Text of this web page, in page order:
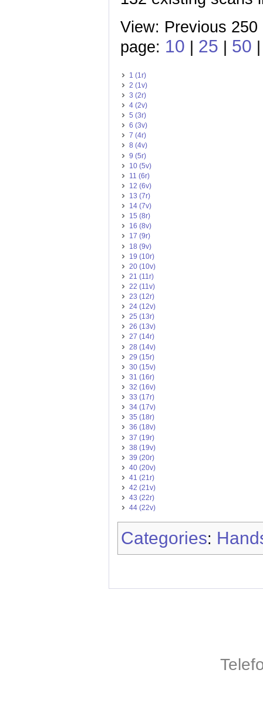
View: Previous
page: 10 25 50
1 (1r)
2 (1v)
3 (2r)
4 (2v)
5 (3r)
6 (3v)
7 (4r)
8 (4v)
9 (5r)
10 (5v)
11 (6r)
12 (6v)
13 (7r)
14 (7v)
15 (8r)
16 (8v)
17 (9r)
18 (9v)
19 (10r)
20 (10v)
21 (11r)
22 (11v)
23 (12r)
24 (12v)
25 (13r)
26 (13v)
27 (14r)
28 (14v)
29 (15r)
30 (15v)
31 (16r)
32 (16v)
33 (17r)
34 (17v)
35 (18r)
36 (18v)
37 (19r)
38 (19v)
39 (20r)
40 (20v)
41 (21r)
42 (21v)
43 (22r)
44 (22v)
Categories: